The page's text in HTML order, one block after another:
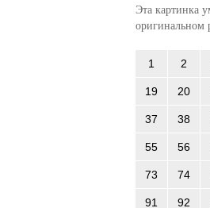
Эта картинка
оригинальном
1 2
19 20
37 38
55 56
73 74
91 92